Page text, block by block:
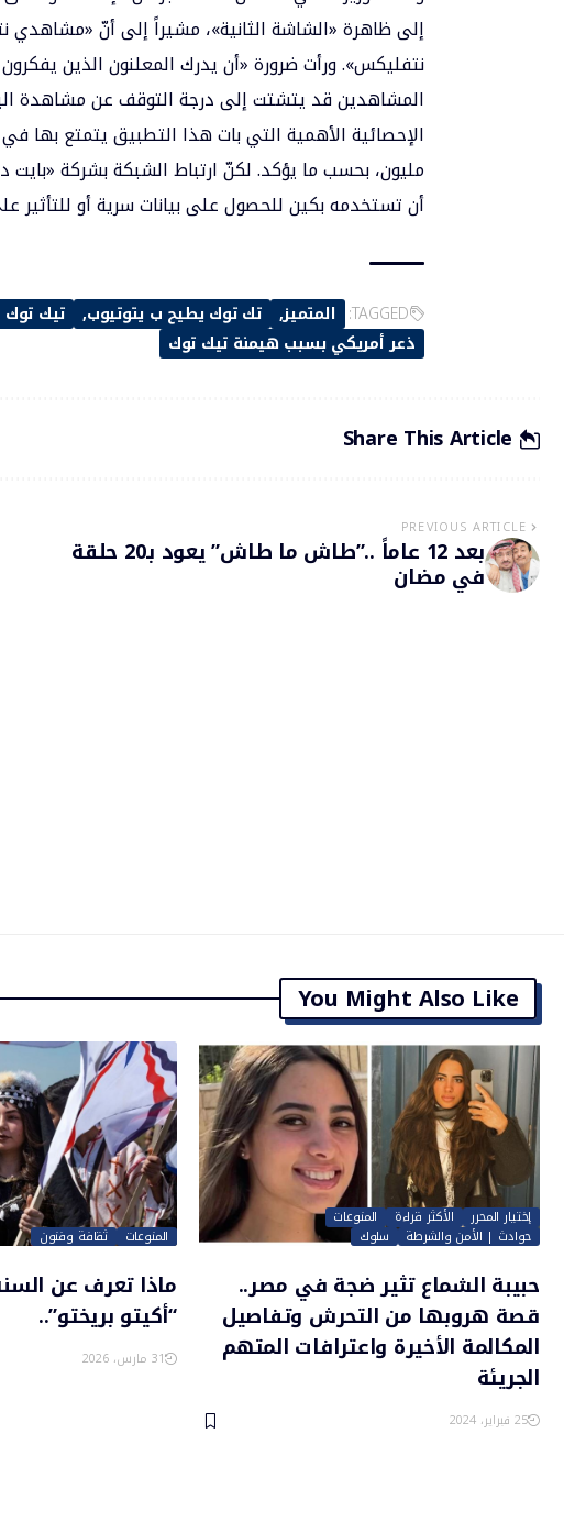
إلى ظاهرة «الشاشة الثانية»، مشيراً إلى أنّ «مشاهدي
نتفليكس». ورأت ضرورة «أن يدرك المعلنون الذين
المشاهدين قد يتشتت إلى درجة التوقف عن مشاهدة
مليون، بحسب ما يؤكد. لكنّ ارتباط الشبكة بشركة
أن تستخدمه بكين للحصول على بيانات سرية أو للتأثير
TAGGED: المتميز تك توك يطيح ب يتوتيوب
تيك
ذعر أمريكي بسبب هيمنة تيك توك
Share This Article
PREVIOUS ARTICLE
بعد 12 عاماً ..”طاش ما طاش” يعود بـ20 حلقة
في مضان
You Might Also Like
إختيار المحرر الأكثر قراءة
المنوعات
حوادث | الأمن والشرطة
سلوك
حبيبة الشماع تثير ضجة في مصر..
قصة هروبها من التحرش وتفاصيل
المكالمة الأخيرة واعترافات المتهم
الجريئة
25 فبراير، 2024
المنوعات ثقافة وفنون
ماذا تعرف عن
“أكيتو بريختو”..
31 مارس، 2026